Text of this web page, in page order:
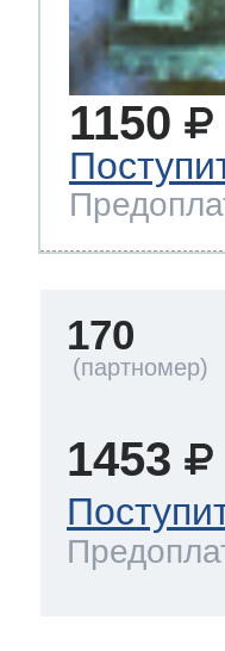
1150
170
1453